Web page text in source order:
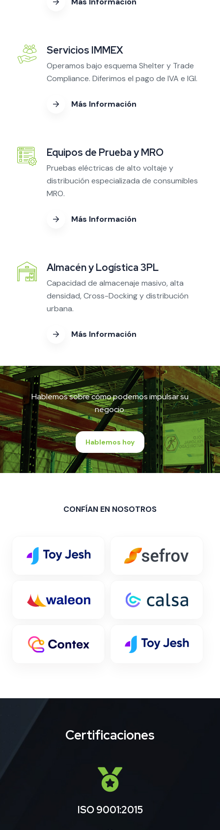
Servicios IMMEX
Operamos bajo esquema Shelter y Trade
Compliance. Diferimos el pago de IVA e IGI.
Más Información
Equipos de Prueba y MRO
Pruebas eléctricas de alto voltaje y
distribución especializada de consumibles
MRO.
Más Información
Almacén y Logística 3PL
Capacidad de almacenaje masivo, alta
densidad, Cross-Docking y distribución
urbana.
Más Información
Hablemos sobre cómo podemos impulsar su
negocio.
Hablemos hoy
CONFÍAN EN NOSOTROS
Certificaciones
ISO 9001:2015